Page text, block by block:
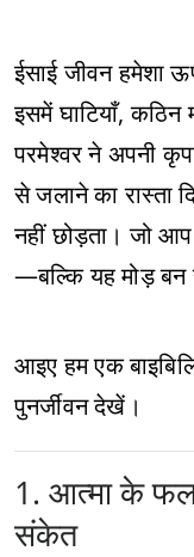
ईसाई जीवन हमेशा
इसमें घाटियाँ,
परमेश्वर ने अपनी
से जलाने का रास्ता
नहीं छोड़ता। जो
—बल्कि यह मोड़ बन
आइए हम एक
पुनर्जीवन देखें।
1. आत्मा के
संकेत